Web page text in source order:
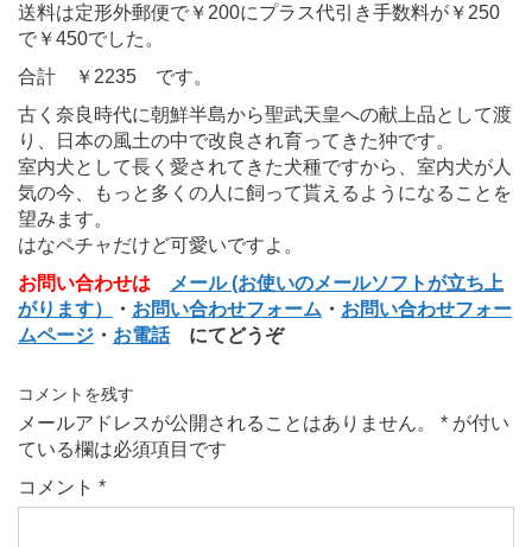
送料は定形外郵便で￥200にプラス代引き手数料が￥250
で￥450でした。
合計 ￥2235 です。
古く奈良時代に朝鮮半島から聖武天皇への献上品として渡
り、日本の風土の中で改良され育ってきた狆です。
室内犬として長く愛されてきた犬種ですから、室内犬が人
気の今、もっと多くの人に飼って貰えるようになることを
望みます。
はなペチャだけど可愛いですよ。
お問い合わせは
メール (お使いのメールソフトが立ち上
がります）
・ お問い合わせフォーム ・ お問い合わせフォー
ムページ ・ お電話にてどうぞ
コメントを残す
メールアドレスが公開されることはありません。 * が付い
ている欄は必須項目です
コメント *